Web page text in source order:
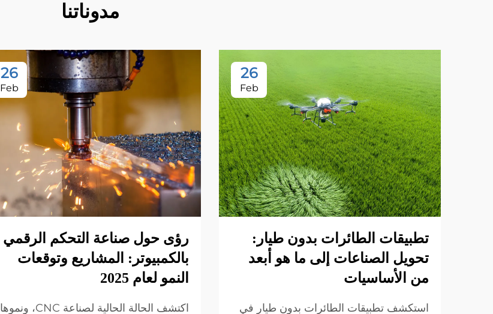
مدوناتنا
26
Feb
تطبيقات الطائرات بدون طيار:
تحويل الصناعات إلى ما هو أبعد
من الأساسيات
استكشف تطبيقات الطائرات بدون طيار في
26
Feb
رؤى حول صناعة التحكم الرقمي
بالكمبيوتر: المشاريع وتوقعات
النمو لعام 2025
اكتشف الحالة الحالية لصناعة CNC، ونموها